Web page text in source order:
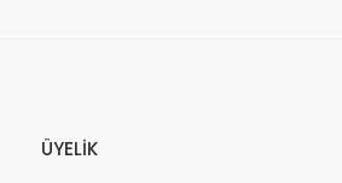
ÜYELİK